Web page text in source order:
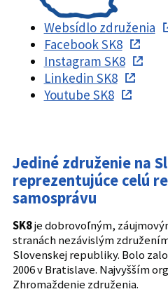
Websídlo združenia
Facebook SK8
Instagram SK8
Linkedin SK8
Youtube SK8
Jediné združenie na
reprezentujúce celú
samosprávu
SK8je dobrovoľným,
stranách nezávislým
Slovenskej republiky. Bolo
2006 v Bratislave. Najvyšším
Zhromaždenie združenia.